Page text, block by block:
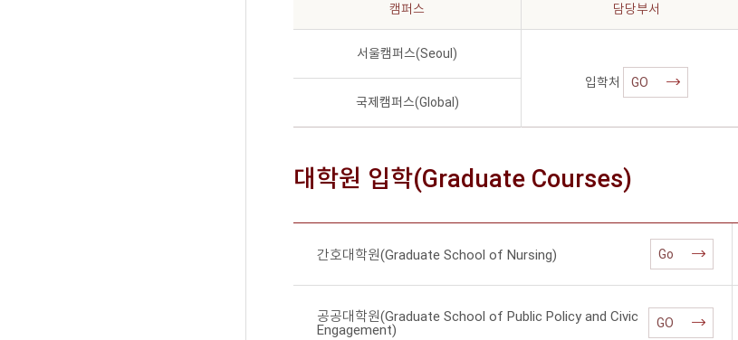
캠퍼스 담당부서
서울캠퍼스(Seoul)
입학처
GO
국제캠퍼스(Global)
대학원 입학(Graduate Courses)
간호대학원(Graduate School of Nursing) Go
공공대학원(Graduate School of Public Policy and Civic
Engagement) GO